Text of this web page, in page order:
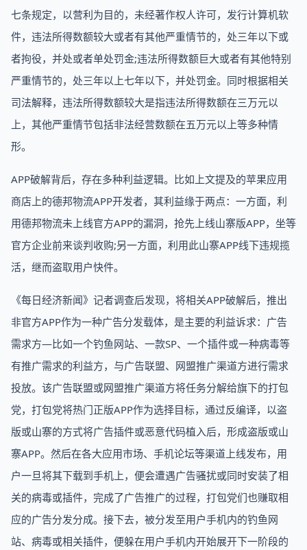
七条规定，以营利为目的，未经著作权人许可，发行计算机软
件，违法所得数额较大或者有其他严重情节的，处三年以下或
者拘役，并处或者单处罚金;违法所得数额巨大或者有其他特别
严重情节的，处三年以上七年以下，并处罚金。同时根据相关
司法解释，违法所得数额较大是指违法所得数额在三万元以
上，其他严重情节包括非法经营数额在五万元以上等多种情
形。
APP破解背后，存在多种利益逻辑。比如上文提及的苹果应用
商店上的德邦物流APP开发者，其利益缘于两点：一方面，利
用德邦物流未上线官方APP的漏洞，抢先上线山寨版APP，坐等
官方企业前来谈判收购;另一方面，利用此山寨APP线下违规揽
活，继而盗取用户快件。
《每日经济新闻》记者调查后发现，将相关APP破解后，推出
非官方APP作为一种广告分发载体，是主要的利益诉求：广告
需求方—比如一个钓鱼网站、一款SP、一个插件或一种病毒等
有推广需求的利益方，与广告联盟、网盟推广渠道方进行需求
投放。该广告联盟或网盟推广渠道方将任务分解给旗下的打包
党，打包党将热门正版APP作为选择目标，通过反编译，以盗
版或山寨的方式将广告插件或恶意代码植入后，形成盗版或山
寨APP。然后在各大应用市场、手机论坛等渠道上线发布，用
户一旦将其下载到手机上，便会遭遇广告骚扰或同时安装了相
关的病毒或插件，完成了广告推广的过程，打包党们也赚取相
应的广告分发分成。接下去，被分发至用户手机内的钓鱼网
站、病毒或相关插件，便躲在用户手机内开始展开下一阶段的